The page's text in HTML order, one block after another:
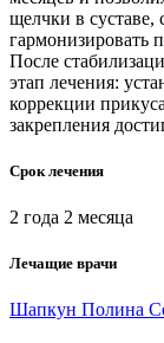
щелчки в
гармонизировать
После
этап лечения:
коррекции
закрепления
Срок лечения
2 года 2 месяца
Лечащие врачи
Шапкун Полина